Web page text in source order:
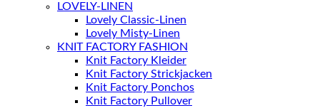
LOVELY-LINEN
Lovely Classic-Linen
Lovely Misty-Linen
KNIT FACTORY FASHION
Knit Factory Kleider
Knit Factory Strickjacken
Knit Factory Ponchos
Knit Factory Pullover